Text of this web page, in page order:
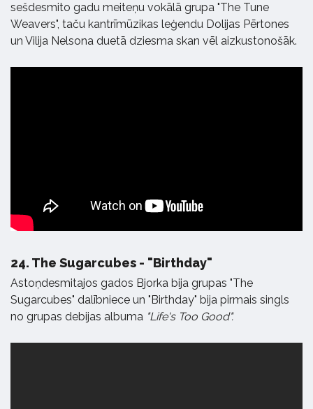
sešdesmito gadu meiteņu vokālā grupa "The Tune
Weavers", taču kantrīmūzikas leģendu Dolijas Pērtones
un Vilija Nelsona duetā dziesma skan vēl aizkustonošāk.
24. The Sugarcubes - "Birthday"
Astoņdesmitajos gados Bjorka bija grupas "The
Sugarcubes" dalībniece un "Birthday" bija pirmais singls
no grupas debijas albuma "Life's Too Good".